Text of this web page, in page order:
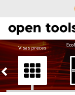
Visas preces